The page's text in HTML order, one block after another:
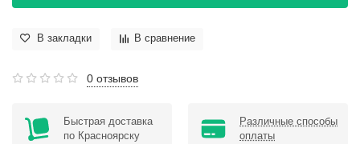
В закладки В сравнение
0 отзывов
Быстрая доставка
по Красноярску
Различные способы
оплаты